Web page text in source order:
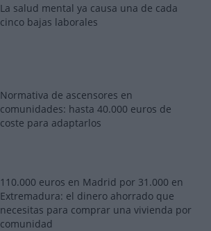
La salud mental ya causa una de cada
cinco bajas laborales
Normativa de ascensores en
comunidades: hasta 40.000 euros de
coste para adaptarlos
110.000 euros en Madrid por 31.000 en
Extremadura: el dinero ahorrado que
necesitas para comprar una vivienda por
comunidad